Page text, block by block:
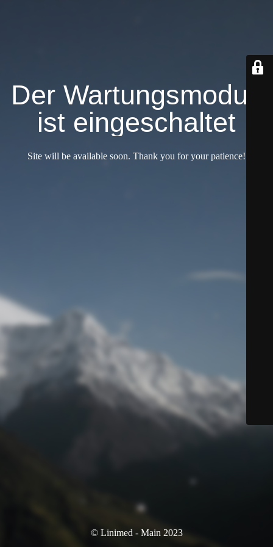
Der Wartungsmodus
ist eingeschaltet
Site will be available soon. Thank you for your patience!
© Linimed - Main 2023